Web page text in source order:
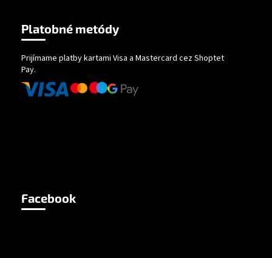
Platobné metódy
Prijímame platby kartami Visa a Mastercard cez Shoptet
Pay.
Facebook